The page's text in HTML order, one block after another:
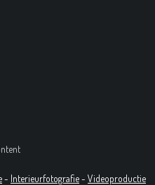
- Interieurfotografie- Videoproductie